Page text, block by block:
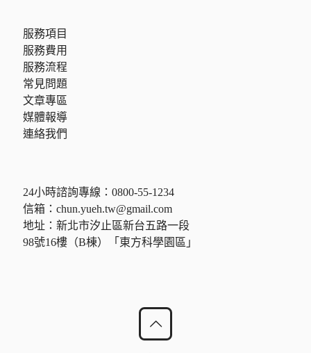
服務項目
服務費用
服務流程
常見問題
文章專區
媒體報導
連絡我們
24小時諮詢專線： 0800-55-1234
信箱： chun.yueh.tw@gmail.com
地址：新北市汐止區新台五路一段
98號16樓（B棟）「東方科學園區」